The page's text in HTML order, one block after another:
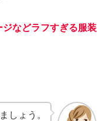
などラフすぎる服装
しょう。